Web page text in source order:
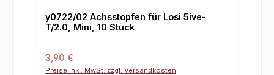
y0722/02 Achsstopfen für Losi 5ive-
T/2.0, Mini, 10 Stück
Regulärer Preis:
3,90 €
Preise inkl. MwSt. zzgl. Versandkosten